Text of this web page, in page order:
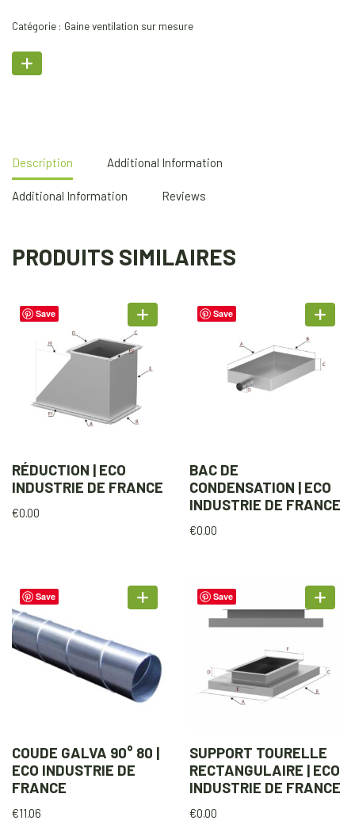
Catégorie : Gaine ventilation sur mesure
Description Additional Information
Additional Information Reviews
PRODUITS SIMILAIRES
Save
RÉDUCTION | ECO
INDUSTRIE DE FRANCE
€0.00
Save
BAC DE
CONDENSATION | ECO
INDUSTRIE DE FRANCE
€0.00
Save
COUDE GALVA 90° 80 |
ECO INDUSTRIE DE
FRANCE
€11.06
Save
SUPPORT TOURELLE
RECTANGULAIRE | ECO
INDUSTRIE DE FRANCE
€0.00